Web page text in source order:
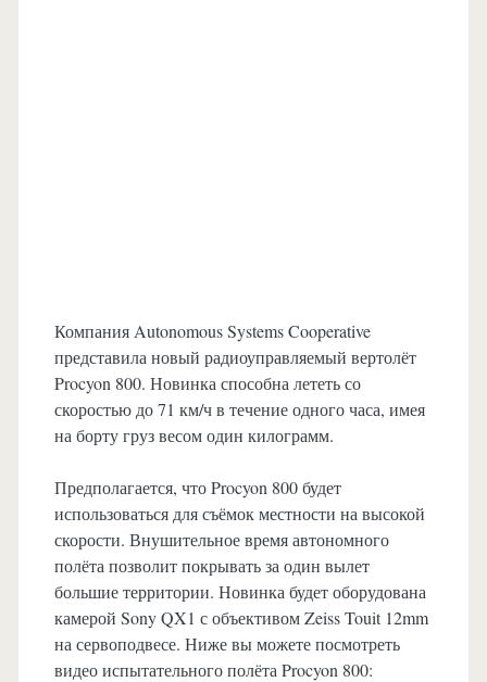
Компания Autonomous Systems Cooperative
представила новый радиоуправляемый вертолёт
Procyon 800. Новинка способна лететь со
скоростью до 71 км/ч в течение одного часа, имея
на борту груз весом один килограмм.
Предполагается, что Procyon 800 будет
использоваться для съёмок местности на высокой
скорости. Внушительное время автономного
полёта позволит покрывать за один вылет
большие территории. Новинка будет оборудована
камерой Sony QX1 с объективом Zeiss Touit 12mm
на сервоподвесе. Ниже вы можете посмотреть
видео испытательного полёта Procyon 800: